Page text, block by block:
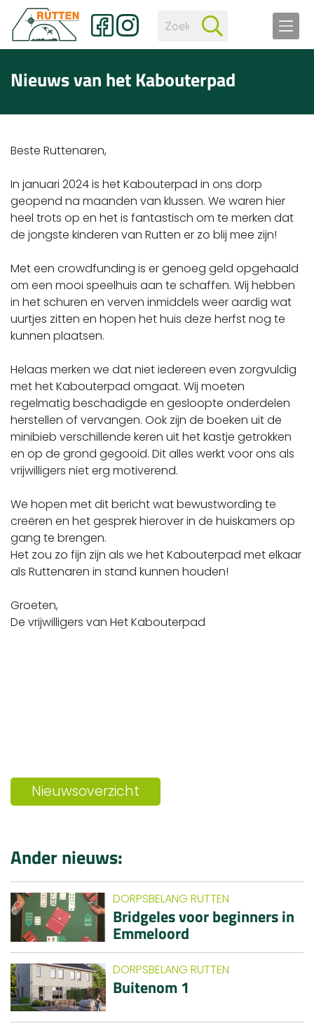
Nieuws van het Kabouterpad
Beste Ruttenaren,
In januari 2024 is het Kabouterpad in ons dorp
geopend na maanden van klussen. We waren hier
heel trots op en het is fantastisch om te merken dat
de jongste kinderen van Rutten er zo blij mee zijn!
Met een crowdfunding is er genoeg geld opgehaald
om een mooi speelhuis aan te schaffen. Wij hebben
in het schuren en verven inmiddels weer aardig wat
uurtjes zitten en hopen het huis deze herfst nog te
kunnen plaatsen.
Helaas merken we dat niet iedereen even zorgvuldig
met het Kabouterpad omgaat. Wij moeten
regelmatig beschadigde en gesloopte onderdelen
herstellen of vervangen. Ook zijn de boeken uit de
minibieb verschillende keren uit het kastje getrokken
en op de grond gegooid. Dit alles werkt voor ons als
vrijwilligers niet erg motiverend.
We hopen met dit bericht wat bewustwording te
creëren en het gesprek hierover in de huiskamers op
gang te brengen.
Het zou zo fijn zijn als we het Kabouterpad met elkaar
als Ruttenaren in stand kunnen houden!
Groeten,
De vrijwilligers van Het Kabouterpad
Nieuwsoverzicht
Ander nieuws:
DORPSBELANG RUTTEN
Bridgeles voor beginners in
Emmeloord
DORPSBELANG RUTTEN
Buitenom 1